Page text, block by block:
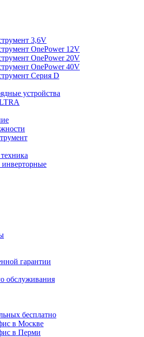
3,6V
OnePower 12V
OnePower 20V
OnePower 40V
Серия D
устройства
гарантии
обслуживания
бесплатно
в Москве
в Перми